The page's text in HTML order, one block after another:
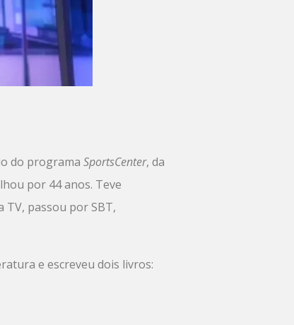
do programaSportsCenter, da
por 44 anos. Teve
TV, passou por SBT,
e escreveu dois livros: